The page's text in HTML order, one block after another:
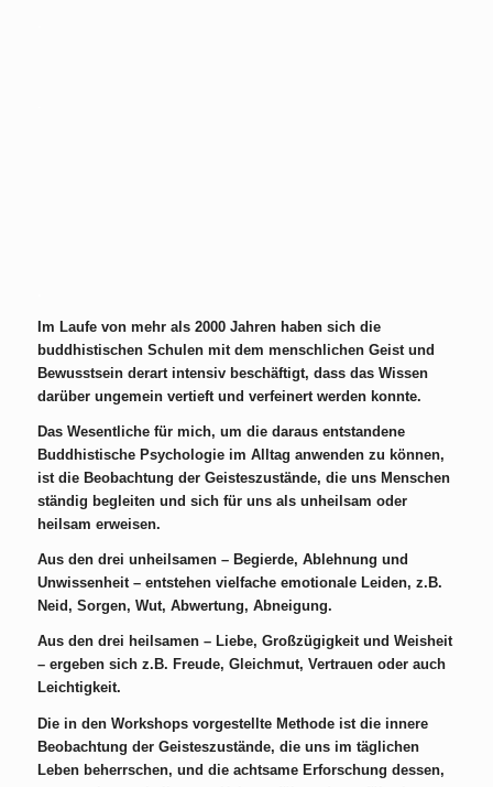
Im Laufe von mehr als 2000 Jahren haben sich die
buddhistischen Schulen mit dem menschlichen Geist und
Bewusstsein derart intensiv beschäftigt, dass das Wissen
darüber ungemein vertieft und verfeinert werden konnte.
Das Wesentliche für mich, um die daraus entstandene
Buddhistische Psychologie im Alltag anwenden zu können,
ist die Beobachtung der Geisteszustände, die uns Menschen
ständig begleiten und sich für uns als unheilsam oder
heilsam erweisen.
Aus den drei unheilsamen – Begierde, Ablehnung und
Unwissenheit – entstehen vielfache emotionale Leiden, z.B.
Neid, Sorgen, Wut, Abwertung, Abneigung.
Aus den drei heilsamen – Liebe, Großzügigkeit und Weisheit
– ergeben sich z.B. Freude, Gleichmut, Vertrauen oder auch
Leichtigkeit.
Die in den Workshops vorgestellte Methode ist die innere
Beobachtung der Geisteszustände, die uns im täglichen
Leben beherrschen, und die achtsame Erforschung dessen,